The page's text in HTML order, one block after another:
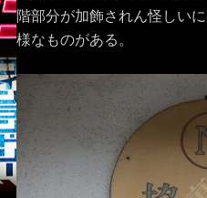
階部分が加飾されん怪しい
様なものがある。